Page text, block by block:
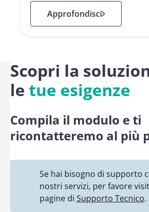
Approfondisci
: Recapito certificato SERCQ
Scopri la
le tue esigenze
Compila il modulo e ti
ricontatteremo al più
Se hai bisogno di supporto
nostri servizi, per favore
pagine di Supporto Tecnico.